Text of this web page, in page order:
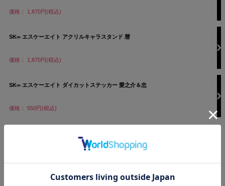
価格： 1,870円(税込)
SK∞ エスケーエイト アクリルキャラスタンド 暦
価格： 1,870円(税込)
SK∞ エスケーエイト ダイカットステッカー 愛之介＆忠
価格： 550円(税込)
1 2 3 4 次へ